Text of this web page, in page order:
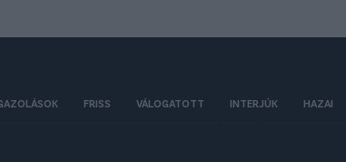
FRISS VÁLOGATOTT INTERJÚK HAZAI